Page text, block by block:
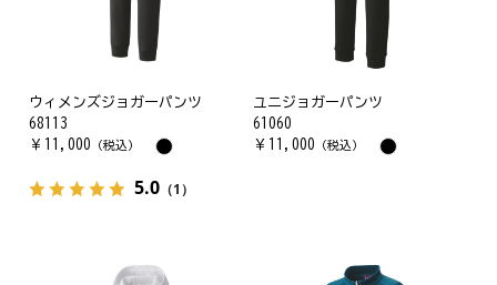
ウィメンズジョガーパンツ
68113
￥ 11,000 （税込）
5.0 （1）
ユニジョガーパンツ
61060
￥ 11,000 （税込）